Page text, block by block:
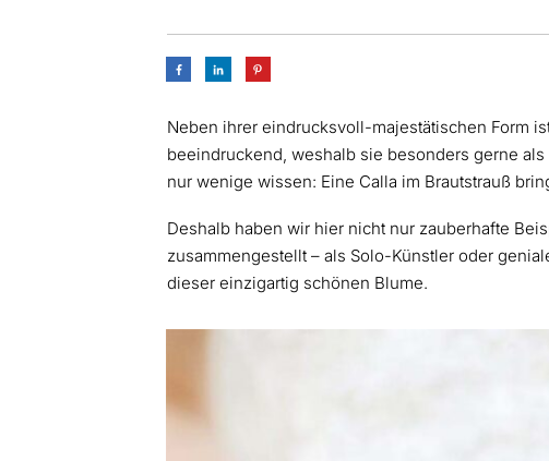
Neben ihrer eindrucksvoll-majestätischen Form
beeindruckend, weshalb sie besonders gerne
nur wenige wissen: Eine Calla im Brautstrauß
Deshalb haben wir hier nicht nur zauberhafte
zusammengestellt – als Solo-Künstler oder
dieser einzigartig schönen Blume.